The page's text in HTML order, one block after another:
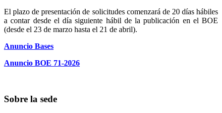
El plazo de presentación de solicitudes comenzará de 20 días hábiles
a contar desde el día siguiente hábil de la publicación en el BOE
(desde el 23 de marzo hasta el 21 de abril).
Anuncio Bases
Anuncio BOE 71-2026
Sobre la sede